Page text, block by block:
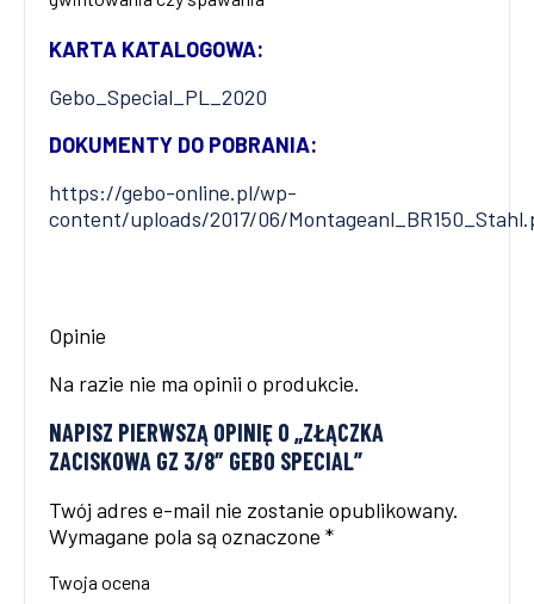
KARTA KATALOGOWA:
Gebo_Special_PL_2020
DOKUMENTY DO POBRANIA:
https://gebo-online.pl/wp-
content/uploads/2017/06/
Opinie
Na razie nie ma opinii o produkcie.
NAPISZ PIERWSZĄ OPINIĘ O „ZŁĄCZKA
ZACISKOWA GZ 3/8″ GEBO SPECIAL”
Twój adres e-mail nie zostanie opublikowany.
Wymagane pola są oznaczone *
Twoja ocena